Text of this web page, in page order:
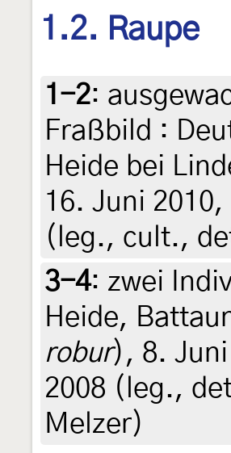
1.2. Raupe
1-2:
Fraßbild :
Heide bei
16. Juni
(leg., cult.,
3-4: zwei
Heide,
robur), 8. Juni
2008 (leg.,
Melzer)